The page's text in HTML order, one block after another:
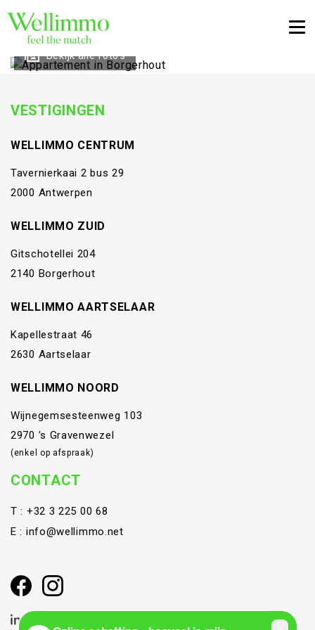
Bekijk alle foto's
VESTIGINGEN
WELLIMMO CENTRUM
Tavernierkaai 2 bus 29
2000 Antwerpen
WELLIMMO ZUID
Gitschotellei 204
2140 Borgerhout
WELLIMMO AARTSELAAR
Kapellestraat 46
2630 Aartselaar
WELLIMMO NOORD
Wijnegemsesteenweg 103
2970 's Gravenwezel
(enkel op afspraak)
CONTACT
T : +32 3 225 00 68
E : info@wellimmo.net